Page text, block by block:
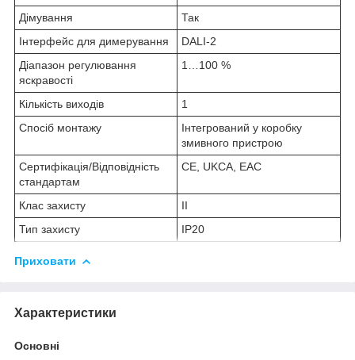
Дімування
Так
Інтерфейс для димерування
DALI-2
Діапазон регулювання
яскравості
1…100 %
Кількість виходів
1
Спосіб монтажу
Інтегрований у коробку
змивного пристрою
Сертифікація/Відповідність
стандартам
CE, UKCA, EAC
Клас захисту
II
Тип захисту
IP20
Приховати
Характеристики
Основні